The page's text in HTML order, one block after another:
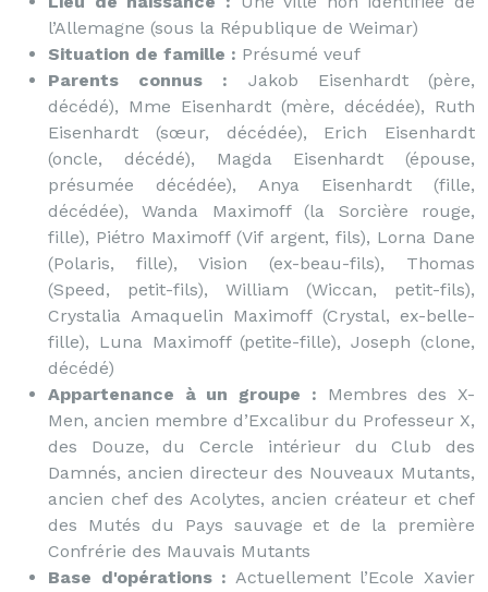
l’Allemagne (sous la République de Weimar)
Situation de famille : Présumé veuf
Parents connus : Jakob Eisenhardt (père,
décédé), Mme Eisenhardt (mère, décédée), Ruth
Eisenhardt (sœur, décédée), Erich Eisenhardt
(oncle, décédé), Magda Eisenhardt (épouse,
présumée décédée), Anya Eisenhardt (fille,
décédée), Wanda Maximoff (la Sorcière rouge,
fille), Piétro Maximoff (Vif argent, fils), Lorna Dane
(Polaris, fille), Vision (ex-beau-fils), Thomas
(Speed, petit-fils), William (Wiccan, petit-fils),
Crystalia Amaquelin Maximoff (Crystal, ex-belle-
fille), Luna Maximoff (petite-fille), Joseph (clone,
décédé)
Appartenance à un groupe : Membres des X-
Men, ancien membre d’Excalibur du Professeur X,
des Douze, du Cercle intérieur du Club des
Damnés, ancien directeur des Nouveaux Mutants,
ancien chef des Acolytes, ancien créateur et chef
des Mutés du Pays sauvage et de la première
Confrérie des Mauvais Mutants
Base d'opérations : Actuellement l’Ecole Xavier